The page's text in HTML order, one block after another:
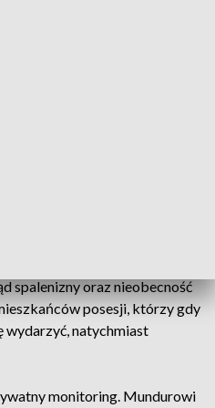
spalenizny oraz nieobecność
posesji, którzy gdy
wydarzyć, natychmiast
monitoring. Mundurowi